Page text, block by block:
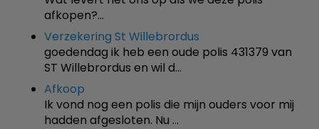
afkopen?…
Verzekering St Willebrordus
goedendag ik heb een oude polis 431379 van
ST Willebrordus en wil d…
Afkoop
Ik vond nog een polis die mijn ouders voor mij
hadden afgesloten. Nu …